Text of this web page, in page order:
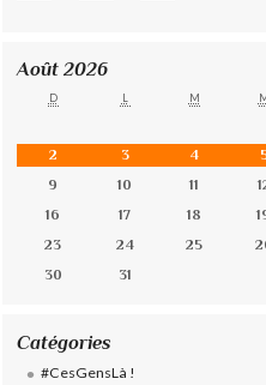
Août 2026
D L M
2
3 4
9
10 11
16
17 18
23
24 25
30
31
Catégories
#CesGensLà !